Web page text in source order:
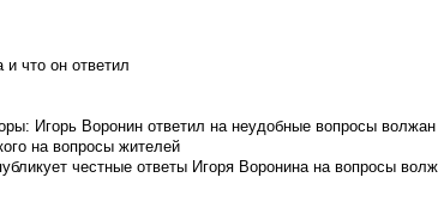
что он ответил
Игорь Воронин ответил на неудобные вопросы волжан
на вопросы жителей
честные ответы Игоря Воронина на вопросы